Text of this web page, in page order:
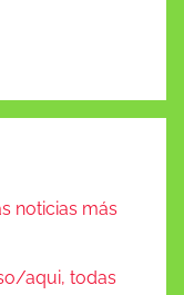
noticias más
aqui, todas